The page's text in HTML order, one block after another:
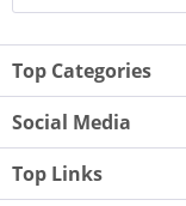
Top Categories
Social Media
Top Links